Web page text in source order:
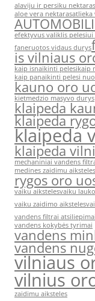
alaviju ir persiku nektaras
aloe vera nektarasatlieka
efektyvus valiklis
faneruotos vidaus durys
is vilniaus
kaip isnaikinti pelesikaip
kaip panaikinti pelesi
kauno oro
kietmedzio masyvo durys
klaipeda
klaipeda
klaipeda
klaipeda
mechaniniai vandens
medines zaidimu
rygos oro
vaiku aikstelesvaiku
vaiku zaidimo aiksteles
vandens filtrai atsiliepimai
vandens kokybės tyrimai
vandens
vandens
vilniaus
vilnius
zaidimu aiksteles